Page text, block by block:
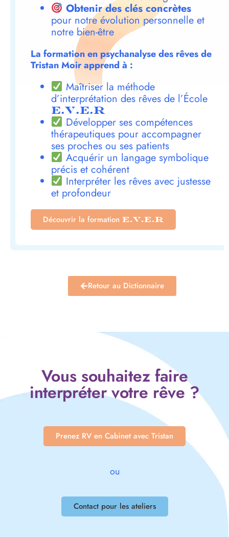
Obtenir des clés concrètes
pour notre évolution personnelle et
notre bien-être
La formation en psychanalyse des rêves de
Tristan Moir apprend à :
Maîtriser la méthode
d’interprétation des rêves de l’École
E.V.E.R
Développer ses compétences
thérapeutiques pour accompagner
ses proches ou ses patients
Acquérir un langage symbolique
précis et cohérent
Interpréter les rêves avec justesse
et profondeur
Découvrir la formation E.V.E.R
Retour au Dictionnaire
Vous souhaitez faire
interpréter votre rêve ?
Prenez RV en Cabinet avec Tristan
ou
Contact pour les ateliers